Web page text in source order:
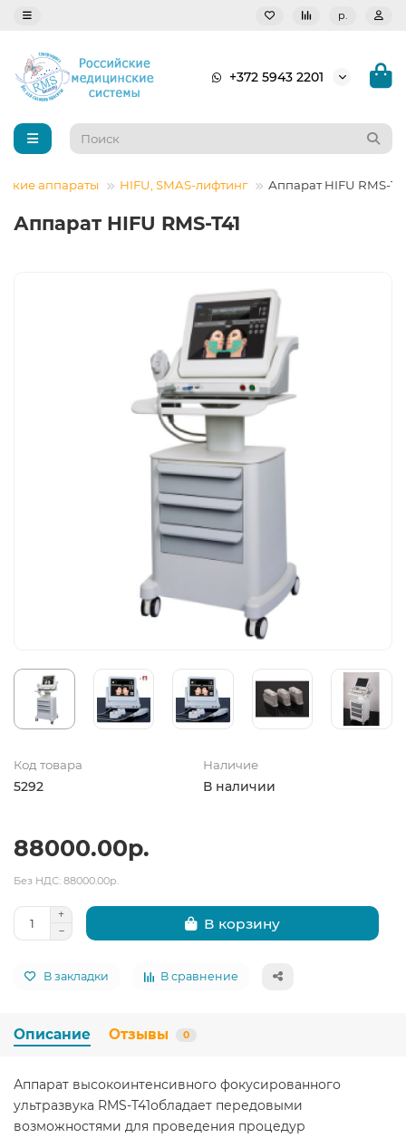
р.
+372 5943 2201
аппараты HIFU, SMAS-лифтинг Аппарат HIFU RMS-
Аппарат HIFU RMS-T41
Код товара
5292
Наличие
В наличии
88000.00р.
Без НДС: 88000.00р.
В корзину
В закладки В сравнение
Описание Отзывы 0
Аппарат высокоинтенсивного фокусированного
ультразвука RMS-T41обладает передовыми
возможностями для проведения процедур